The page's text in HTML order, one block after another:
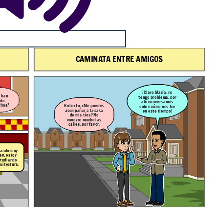
CAMINATA ENTRE AMIGOS
han
muy
estoy
Roberto, ¿Me puedes
acompañar a la casa
de mis tíos? No
conozco mucho las
calles, por favor.
¡Claro María, no
tengo problema, por
ahí conversamos
sobre cómo nos fue
en este tiempo!